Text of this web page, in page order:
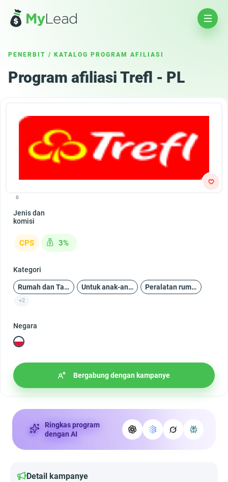
PENERBIT / KATALOG PROGRAM AFILIASI
Program afiliasi Trefl - PL
0
Jenis dan
komisi
CPS 3%
Kategori
Rumah dan Taman Untuk anak-anak Peralatan rumah tangga
+2
Negara
Bergabung dengan kampanye
Ringkas program
dengan AI
Detail kampanye